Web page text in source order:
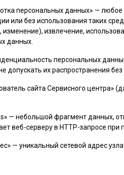
персональных данных» —
или без использования таких
изменение), извлечение,
данных.
персональных
допускать их распространения
сайта Сервисного центра»
— небольшой фрагмент данных,
веб-серверу в HTTP-запросе при
— уникальный сетевой адрес